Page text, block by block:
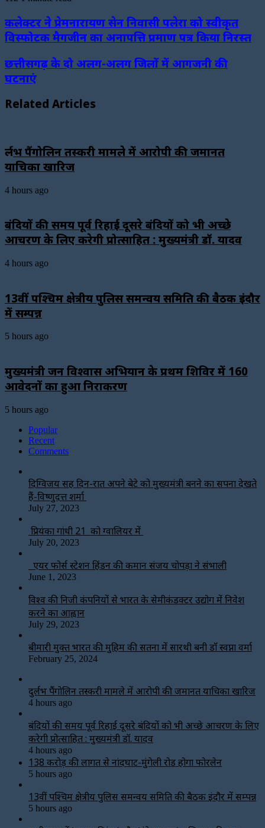
कलेक्टर ने प्रेमनारायण सेन निवासी पलेरा को स्वीकृत
विस्फोटक मैगजीन का अनापत्ति प्रमाण पत्र किया निरस्त
छत्तीसगढ़ के दो अलग-अलग जिलों में आगजनी की
घटनाएं
Related Articles
दुर्लभ पैंगोलिन तस्करी मामले में आरोपी की जमानत
याचिका खारिज
4 hours ago
बंदियों की समय पूर्व रिहाई दूसरे बंदियों को भी अच्छे
आचरण के लिए करेगी प्रोत्साहित : मुख्यमंत्री डॉ. यादव
4 hours ago
13वीं पश्चिम क्षेत्रीय पुलिस समन्वय समिति की बैठक इंदौर
में सम्पन्न
5 hours ago
मुख्यमंत्री जन विश्वास अभियान के प्रथम शिविर में 160
आवेदनों का हुआ निराकरण
5 hours ago
Popular
Recent
Comments
दिग्विजय सिंह दिन-रात अपने बेटे को मुख्यमंत्री बनने का सपना देखते
हैं-विष्णुदत्त शर्मा
July 27, 2023
प्रियंका गांधी 21 को ग्वालियर में
July 20, 2023
एयर फोर्स स्टेशन हिंडन की कमान संजय चोपड़ा ने संभाली
June 1, 2023
विश्‍व की निजी कंपनियों से भारत के सेमीकंडक्टर उद्योग में निवेश
करने का आह्वान
July 29, 2023
बीमारी मुक्त भारत की मुहिम की सतना में सारथी बनी डाॅ स्वप्ना वर्मा
February 25, 2024
दुर्लभ पैंगोलिन तस्करी मामले में आरोपी की जमानत याचिका खारिज
4 hours ago
बंदियों की समय पूर्व रिहाई दूसरे बंदियों को भी अच्छे आचरण के लिए
करेगी प्रोत्साहित : मुख्यमंत्री डॉ. यादव
4 hours ago
138 करोड़ की लागत से नांदघाट-मुंगेली रोड होगा फोरलेन
5 hours ago
13वीं पश्चिम क्षेत्रीय पुलिस समन्वय समिति की बैठक इंदौर में सम्पन्न
5 hours ago